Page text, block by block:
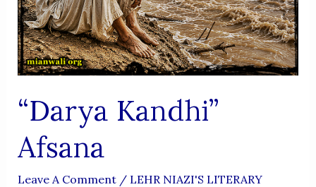
Ghazal
Go,
Geet
Nigar
Sahib-
Fikr
Adeeb
“Darya Kandhi”
Afsana
Leave A Comment / LEHR NIAZI'S LITERARY